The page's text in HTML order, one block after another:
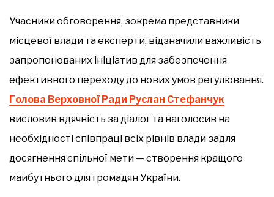
Учасники обговорення, зокрема представники
місцевої влади та експерти, відзначили важливість
запропонованих ініціатив для забезпечення
ефективного переходу до нових умов регулювання.
Голова Верховної Ради Руслан Стефанчук
висловив вдячність за діалог та наголосив на
необхідності співпраці всіх рівнів влади задля
досягнення спільної мети — створення кращого
майбутнього для громадян України.